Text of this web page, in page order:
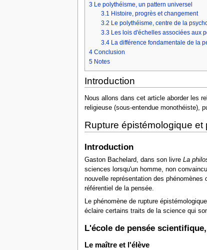
3 Le polythéisme, un pattern universel
3.1 Histoire, progrès et changement
3.2 Le polythéisme, centre de la
3.3 Les lois d'échelles associées aux
3.4 La différence fondamentale de la
4 Conclusion
5 Notes
Introduction
Nous allons dans cet article aborder les
religieuse (sous-entendue monothéiste),
Rupture épistémologique
Introduction
Gaston Bachelard, dans son livre La
sciences lorsqu'un homme, non
nouvelle représentation des
référentiel de la pensée.
Le phénomène de rupture
éclaire certains traits de la science qui
L'école de pensée
Le maître et l'élève